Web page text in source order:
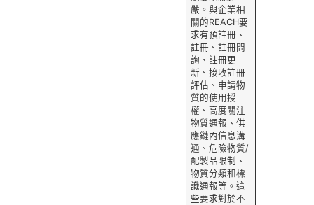
嚴。與企業相
關的REACH要
求有預註冊、
註冊、註冊問
詢、註冊更
新、接收註冊
評估、申請物
質的使用授
權、高度關注
物質通報、供
應鏈內信息溝
通、危險物質/
配製品限制、
物質分類和標
識通報等。這
些要求對於不